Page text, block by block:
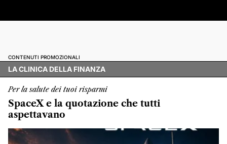
CONTENUTI PROMOZIONALI
LA CLINICA DELLA FINANZA
Per la salute dei tuoi risparmi
SpaceX e la quotazione che tutti
aspettavano